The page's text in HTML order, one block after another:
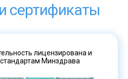
сертификаты
лицензирована и
стандартам Минздрава